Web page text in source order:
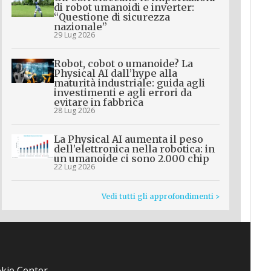
di robot umanoidi e inverter:
“Questione di sicurezza
nazionale”
29 Lug 2026
Robot, cobot o umanoide? La
Physical AI dall’hype alla
maturità industriale: guida agli
investimenti e agli errori da
evitare in fabbrica
28 Lug 2026
La Physical AI aumenta il peso
dell’elettronica nella robotica: in
un umanoide ci sono 2.000 chip
22 Lug 2026
Vedi tutti gli approfondimenti >